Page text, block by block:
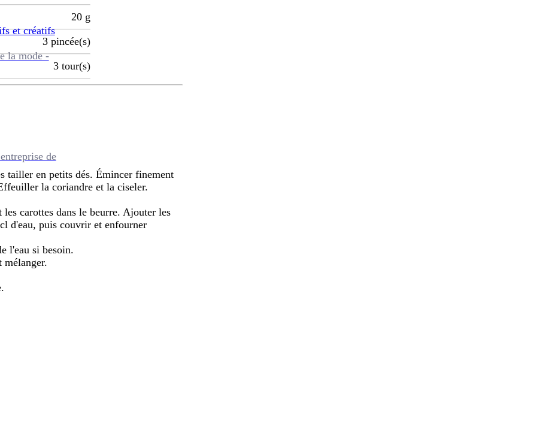
et créatifs
la mode -
de
20 g
3 pincée(s)
3 tour(s)
tailler en petits dés. Émincer finement
la coriandre et la ciseler.
carottes dans le beurre. Ajouter les
d'eau, puis couvrir et enfourner
l'eau si besoin.
mélanger.